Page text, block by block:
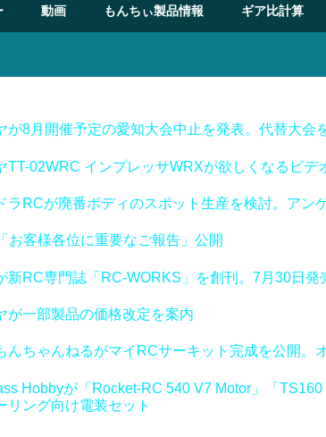
動画 もんちぃ製品情報 ギア比計算
が8月開催予定の愛知大会中止を発表。代替大会
TT-02WRC インプレッサWRXが欲しくなるビデ
ラRCが廃番ボディのスポット生産を検討。アン
お客様各位に重要なご報告」公開
新RC専門誌「RC-WORKS」を創刊。7月30日発
が一部製品の価格改定を案内
んちゃんねるがマイRCサーキット完成を公開。
Hobbyが「Rocket-RC 540 V7 Motor」「
リング向け電装セット